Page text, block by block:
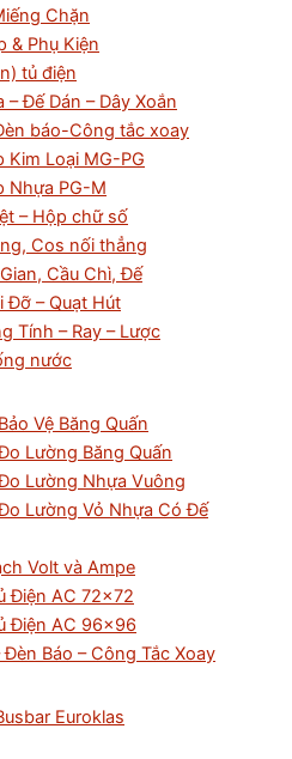
Chặn
& Phụ Kiện
tủ điện
– Đế Dán – Dây Xoắn
báo-Công tắc xoay
Kim Loại MG-PG
Nhựa PG-M
– Hộp chữ số
Cos nối thẳng
Cầu Chì, Đế
Đỡ – Quạt Hút
Tính – Ray – Lược
nước
Vệ Băng Quấn
Lường Băng Quấn
Lường Nhựa Vuông
Lường Vỏ Nhựa Có Đế
Volt và Ampe
Điện AC 72×72
Điện AC 96×96
Đèn Báo – Công Tắc Xoay
Euroklas